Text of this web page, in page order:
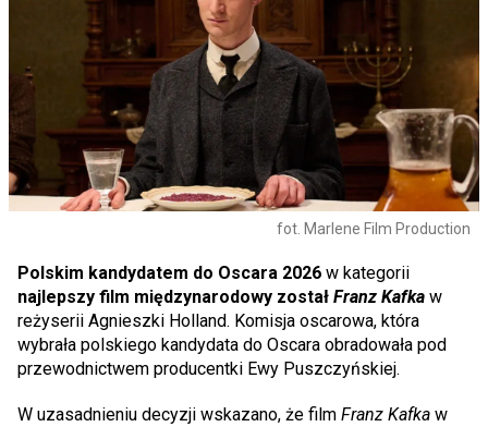
fot. Marlene Film Production
Polskim kandydatem do Oscara 2026 w kategorii
najlepszy film międzynarodowy został Franz Kafka w
reżyserii Agnieszki Holland. Komisja oscarowa, która
wybrała polskiego kandydata do Oscara obradowała pod
przewodnictwem producentki Ewy Puszczyńskiej.
W uzasadnieniu decyzji wskazano, że film Franz Kafka w